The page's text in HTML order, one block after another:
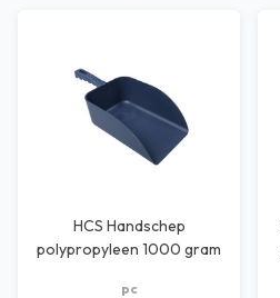
HCS Handschep
polypropyleen 1000 gram
pc